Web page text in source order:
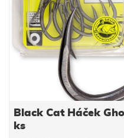
Black Cat Háček
ks